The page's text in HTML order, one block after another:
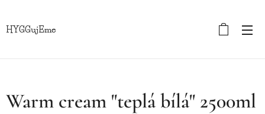
HYGGujEme
Warm cream "teplá bílá" 2500ml